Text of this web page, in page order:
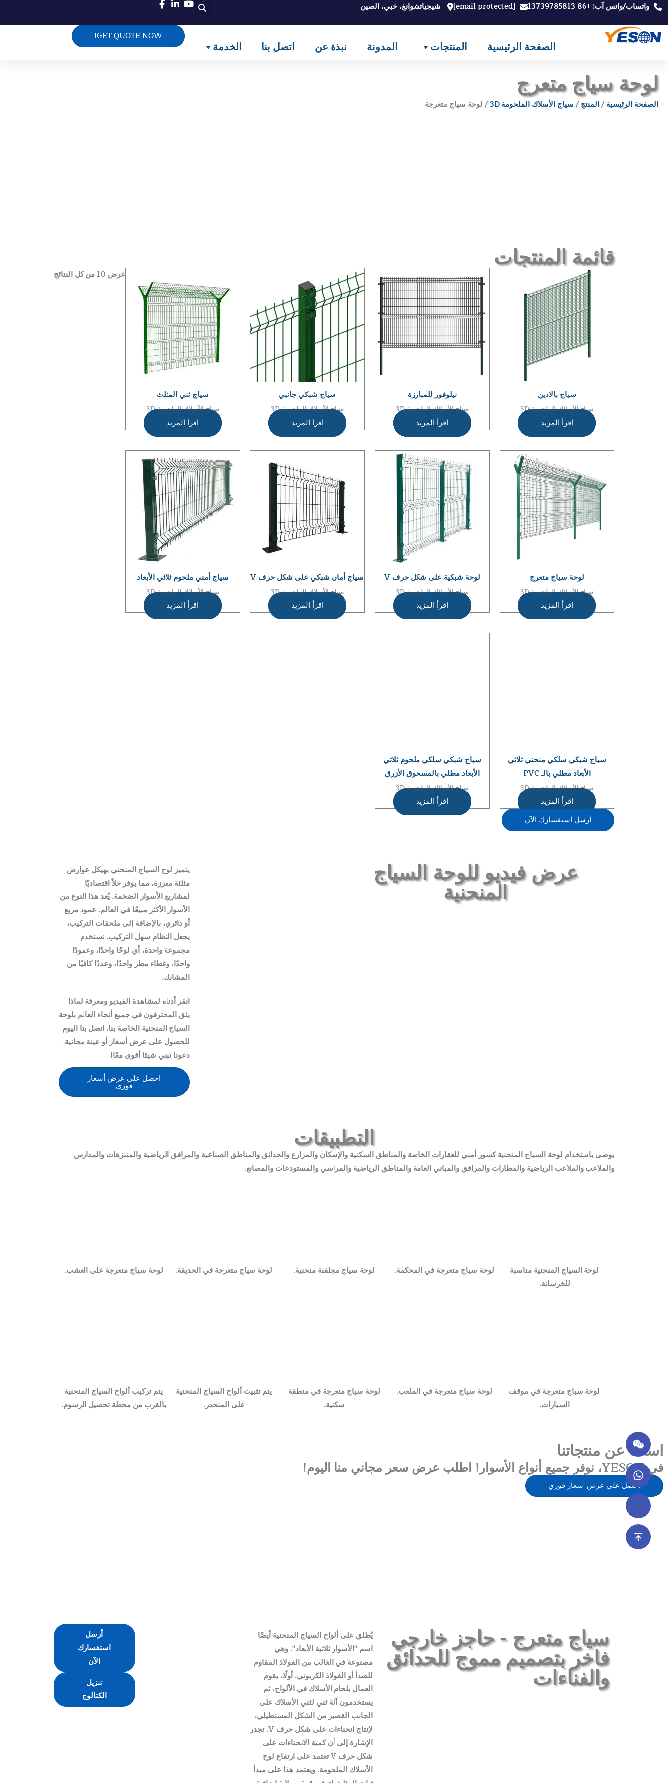
تخطي
المحتوى
واتساب/واتس آب: +86 13739785813 [email protected] شيجياتشوانغ، خبي، الصين
الصفحة الرئيسية المنتجات المدونة نبذة عن اتصل بنا الخدمة
GET QUOTE NOW!
لوحة سياج متعرج
الصفحة الرئيسية /المنتج /سياج الأسلاك الملحومة 3D / لوحة سياج متعرجة
قائمة المنتجات
عرض ⁦10⁩ من كل النتائج
سياج بالادين
سياج الأسلاك الملحومة 3D
اقرأ المزيد
نيلوفور للمبارزة
سياج الأسلاك الملحومة 3D
اقرأ المزيد
سياج شبكي جانبي
سياج الأسلاك الملحومة 3D
اقرأ المزيد
سياج ثني المثلث
سياج الأسلاك الملحومة 3D
اقرأ المزيد
لوحة سياج متعرج
سياج الأسلاك الملحومة 3D
اقرأ المزيد
لوحة شبكية على شكل حرف V
سياج الأسلاك الملحومة 3D
اقرأ المزيد
سياج أمان شبكي على شكل حرف V
سياج الأسلاك الملحومة 3D
اقرأ المزيد
سياج أمني ملحوم ثلاثي الأبعاد
سياج الأسلاك الملحومة 3D
اقرأ المزيد
سياج شبكي سلكي منحني ثلاثي
الأبعاد مطلي بالـ PVC
سياج الأسلاك الملحومة 3D
اقرأ المزيد
سياج شبكي سلكي ملحوم ثلاثي
الأبعاد مطلي بالمسحوق الأزرق
سياج الأسلاك الملحومة 3D
اقرأ المزيد
أرسل استفسارك الآن
عرض فيديو للوحة السياج
المنحنية
يتميز لوح السياج المنحني بهيكل عوارض
مثلثة معززة، مما يوفر حلاً اقتصاديًا
لمشاريع الأسوار الضخمة. يُعد هذا النوع من
الأسوار الأكثر مبيعًا في العالم. عمود مربع
أو دائري، بالإضافة إلى ملحقات التركيب،
يجعل النظام سهل التركيب. نستخدم
مجموعة واحدة، أي لوحًا واحدًا، وعمودًا
واحدًا، وغطاء مطر واحدًا، وعددًا كافيًا من
المشابك.
انقر أدناه لمشاهدة الفيديو ومعرفة لماذا
يثق المحترفون في جميع أنحاء العالم بلوحة
السياج المنحنية الخاصة بنا. اتصل بنا اليوم
للحصول على عرض أسعار أو عينة مجانية-
دعونا نبني شيئا أقوى معًا!
احصل على عرض أسعار
فوري
التطبيقات
يوصى باستخدام لوحة السياج المنحنية كسور أمني للعقارات الخاصة والمناطق السكنية والإسكان والمزارع والحدائق والمناطق الصناعية والمرافق الرياضية والمتنزهات والمدارس
والملاعب والملاعب الرياضية والمطارات والمرافق والمباني العامة والمناطق الرياضية والمراسي والمستودعات والمصانع.
لوحة السياج المنحنية مناسبة
للخرسانة.
لوحة سياج متعرجة في المحكمة. لوحة سياج مجلفنة منحنية. لوحة سياج متعرجة في الحديقة. لوحة سياج متعرجة على العشب.
لوحة سياج متعرجة في موقف
السيارات.
لوحة سياج متعرجة في الملعب.
لوحة سياج متعرجة في منطقة
سكنية.
يتم تثبيت ألواح السياج المنحنية
على المنحدر.
يتم تركيب ألواح السياج المنحنية
بالقرب من محطة تحصيل الرسوم.
اسألنا عن منتجاتنا
في YESON، نوفر جميع أنواع الأسوار! اطلب عرض سعر مجاني منا اليوم!
احصل على عرض أسعار فوري
سياج متعرج - حاجز خارجي
فاخر بتصميم مموج للحدائق
والفناءات
يُطلق على ألواح السياج المنحنية أيضًا
اسم "الأسوار ثلاثية الأبعاد". وهي
مصنوعة في الغالب من الفولاذ المقاوم
للصدأ أو الفولاذ الكربوني. أولًا، يقوم
العمال بلحام الأسلاك في الألواح، ثم
يستخدمون آلة ثني لثني الأسلاك على
الجانب القصير من الشكل المستطيلي،
لإنتاج انحناءات على شكل حرف V. تجدر
الإشارة إلى أن كمية الانحناءات على
شكل حرف V تعتمد على ارتفاع لوح
الأسلاك الملحومة. ويعتمد هذا على مبدأ
أرسل
استفسارك
الآن
تنزيل
الكتالوج